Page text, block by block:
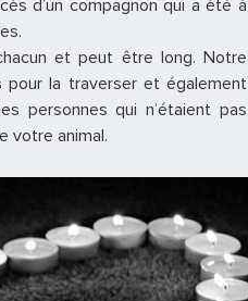
d’un compagnon qui a été à
et peut être long. Notre
pour la traverser et également
personnes qui n’étaient pas
votre animal.